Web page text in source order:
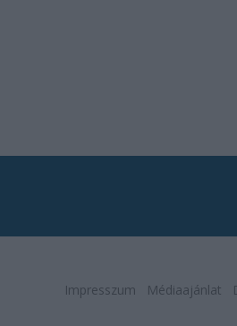
Impresszum Médiaajánlat